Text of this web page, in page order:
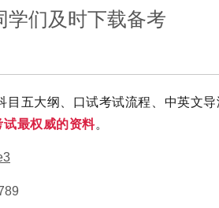
学们及时下载备考
五大纲、口试考试流程、中英文
最权威的资料。